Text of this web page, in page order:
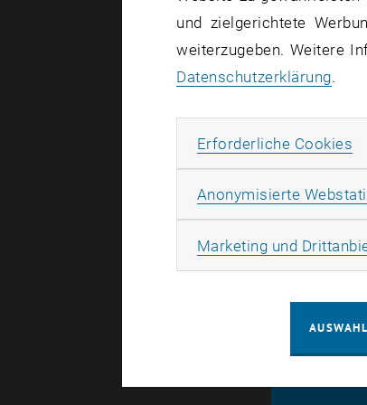
PS:
und zielgerichtete
weiterzugeben. Weitere
Datenschutzerklärung.
Erforderliche Cookies
Anonymisierte
Marketing und